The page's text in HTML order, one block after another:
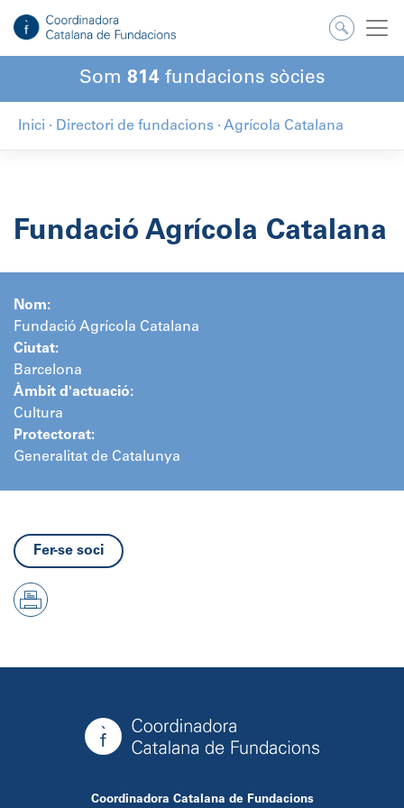
contingut
Som 814 fundacions sòcies
Inici · Directori de fundacions · Agrícola Catalana
Fundació Agrícola Catalana
Nom:
Fundació Agrícola Catalana
Ciutat:
Barcelona
Àmbit d'actuació:
Cultura
Protectorat:
Generalitat de Catalunya
Fer-se soci
Coordinadora Catalana de Fundacions